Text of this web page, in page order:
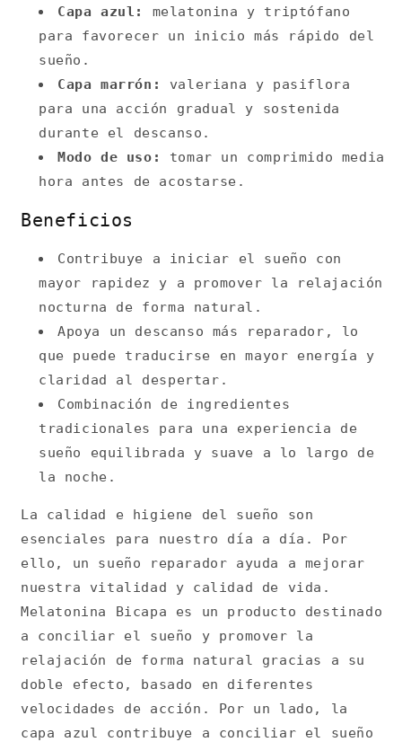
Capa azul:
melatonina y triptófano
para favorecer un inicio más rápido del
sueño.
Capa marrón:
valeriana y pasiflora
para una acción gradual y sostenida
durante el descanso.
Modo de uso:
tomar un comprimido media
hora antes de acostarse.
Beneficios
Contribuye a iniciar el sueño con
mayor rapidez y a promover la relajación
nocturna de forma natural.
Apoya un descanso más reparador, lo
que puede traducirse en mayor energía y
claridad al despertar.
Combinación de ingredientes
tradicionales para una experiencia de
sueño equilibrada y suave a lo largo de
la noche.
La calidad e higiene del sueño son
esenciales para nuestro día a día. Por
ello, un sueño reparador ayuda a mejorar
nuestra vitalidad y calidad de vida.
Melatonina Bicapa es un producto destinado
a conciliar el sueño y promover la
relajación de forma natural gracias a su
doble efecto, basado en diferentes
velocidades de acción. Por un lado, la
capa azul contribuye a conciliar el sueño